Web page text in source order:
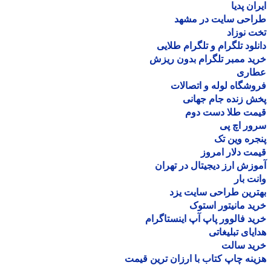
پدیا
سایت در مشهد
نوزاد
تلگرام و تلگرام طلایی
ممبر تلگرام بدون ریزش
لوله و اتصالات
زنده جام جهانی
طلا دست دوم
اچ پی
وین تک
دلار امروز
ارز دیجیتال در تهران
بار
طراحی سایت یزد
مانیتور استوک
فالوور پاپ آپ اینستاگرام
تبلیغاتی
سالت
چاپ کتاب با ارزان ترین قیمت